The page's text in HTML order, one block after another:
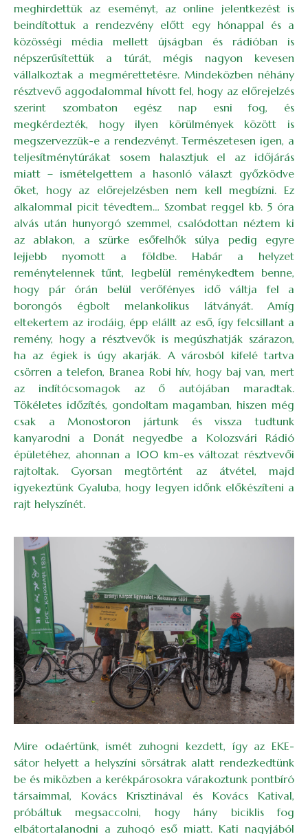
meghirdettük az eseményt, az online jelentkezést is
beindítottuk a rendezvény előtt egy hónappal és a
közösségi média mellett újságban és rádióban is
népszerűsítettük a túrát, mégis nagyon kevesen
vállalkoztak a megmérettetésre. Mindeközben néhány
résztvevő aggodalommal hívott fel, hogy az előrejelzés
szerint szombaton egész nap esni fog, és
megkérdezték, hogy ilyen körülmények között is
megszervezzük-e a rendezvényt. Természetesen igen, a
teljesítménytúrákat sosem halasztjuk el az időjárás
miatt – ismételgettem a hasonló választ győzködve
őket, hogy az előrejelzésben nem kell megbízni. Ez
alkalommal picit tévedtem… Szombat reggel kb. 5 óra
alvás után hunyorgó szemmel, csalódottan néztem ki
az ablakon, a szürke esőfelhők súlya pedig egyre
lejjebb nyomott a földbe. Habár a helyzet
reménytelennek tűnt, legbelül reménykedtem benne,
hogy pár órán belül verőfényes idő váltja fel a
borongós égbolt melankolikus látványát. Amíg
eltekertem az irodáig, épp elállt az eső, így felcsillant a
remény, hogy a résztvevők is megúszhatják szárazon,
ha az égiek is úgy akarják. A városból kifelé tartva
csörren a telefon, Branea Robi hív, hogy baj van, mert
az indítócsomagok az ő autójában maradtak.
Tökéletes időzítés, gondoltam magamban, hiszen még
csak a Monostoron jártunk és vissza tudtunk
kanyarodni a Donát negyedbe a Kolozsvári Rádió
épületéhez, ahonnan a 100 km-es változat résztvevői
rajtoltak. Gyorsan megtörtént az átvétel, majd
igyekeztünk Gyaluba, hogy legyen időnk előkészíteni a
rajt helyszínét.
Mire odaértünk, ismét zuhogni kezdett, így az EKE-
sátor helyett a helyszíni sörsátrak alatt rendezkedtünk
be és miközben a kerékpárosokra várakoztunk pontbíró
társaimmal, Kovács Krisztinával és Kovács Katival,
próbáltuk megsaccolni, hogy hány biciklis fog
elbátortalanodni a zuhogó eső miatt. Kati nagyjából